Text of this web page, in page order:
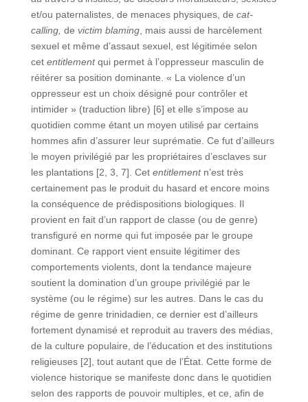
et/ou paternalistes, de menaces physiques, de cat-
calling, de victim blaming, mais aussi de harcèlement
sexuel et même d’assaut sexuel, est légitimée selon
cet entitlementqui permet à l’oppresseur masculin de
réitérer sa position dominante. « La violence d’un
oppresseur est un choix désigné pour contrôler et
intimider » (traduction libre) [6] et elle s’impose au
quotidien comme étant un moyen utilisé par certains
hommes afin d’assurer leur suprématie. Ce fut d’ailleurs
le moyen privilégié par les propriétaires d’esclaves sur
les plantations [2, 3, 7]. Cet entitlement n’est très
certainement pas le produit du hasard et encore moins
la conséquence de prédispositions biologiques. Il
provient en fait d’un rapport de classe (ou de genre)
transfiguré en norme qui fut imposée par le groupe
dominant. Ce rapport vient ensuite légitimer des
comportements violents, dont la tendance majeure
soutient la domination d’un groupe privilégié par le
système (ou le régime) sur les autres. Dans le cas du
régime de genre trinidadien, ce dernier est d’ailleurs
fortement dynamisé et reproduit au travers des médias,
de la culture populaire, de l’éducation et des institutions
religieuses [2], tout autant que de l’État. Cette forme de
violence historique se manifeste donc dans le quotidien
selon des rapports de pouvoir multiples, et ce, afin de